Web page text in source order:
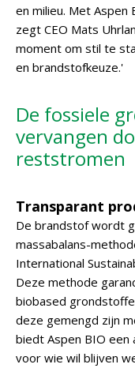
en milieu. Met Aspen
zegt CEO Mats
moment om stil te
en brandstofkeuze.'
De fossiele
vervangen
reststromen
Transparant
De brandstof wordt
massabalans-
International
Deze methode
biobased
deze gemengd zijn
biedt Aspen BIO
voor wie wil blijven